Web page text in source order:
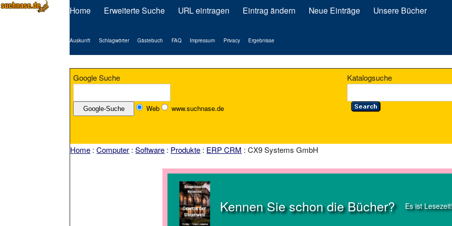
Home Erweiterte Suche URL eintragen Eintrag ändern Neue Einträge Unsere Bücher
Auskunft Schlagwörter Gästebuch FAQ Impressum Privacy Ergebnisse
Google Suche
Web www.suchnase.de
Katalogsuche
Home :Computer :Software : Produkte : ERP CRM : CX9 Systems GmbH
Kennen Sie schon die Bücher? Es ist